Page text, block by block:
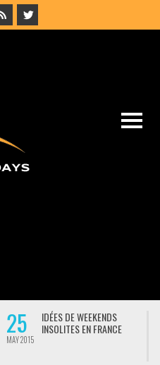
25
MAY 2015
IDÉES DE WEEKENDS
INSOLITES EN FRANCE